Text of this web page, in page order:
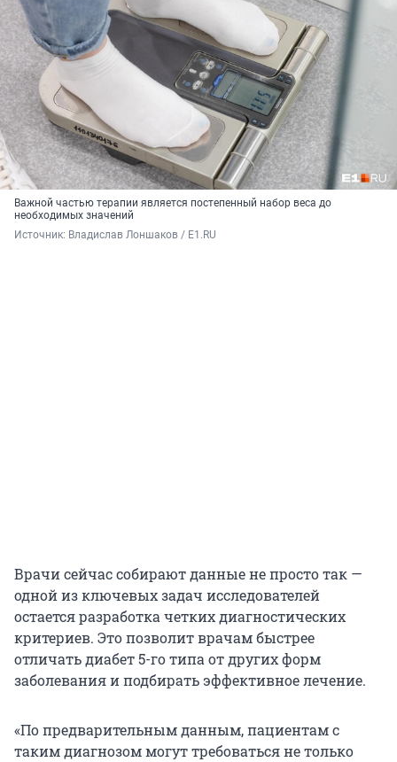
Важной частью терапии является постепенный набор веса до
необходимых значений
Источник: Владислав Лоншаков / E1.RU
Врачи сейчас собирают данные не просто так —
одной из ключевых задач исследователей
остается разработка четких диагностических
критериев. Это позволит врачам быстрее
отличать диабет 5-го типа от других форм
заболевания и подбирать эффективное лечение.
«По предварительным данным, пациентам с
таким диагнозом могут требоваться не только